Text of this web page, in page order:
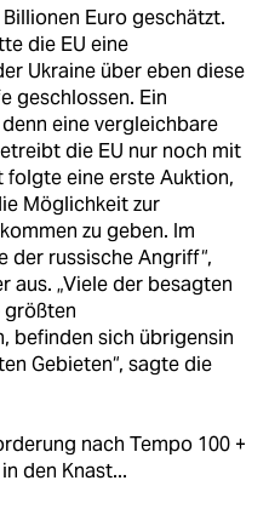
Euro geschätzt.
die EU eine
Ukraine über eben diese
geschlossen. Ein
eine vergleichbare
die EU nur noch mit
folgte eine erste Auktion,
Möglichkeit zur
zu geben. Im
der russische Angriff“,
aus. „Viele der besagten
größten
befinden sich übrigensin
Gebieten“, sagte die
nach Tempo 100 +
den Knast...